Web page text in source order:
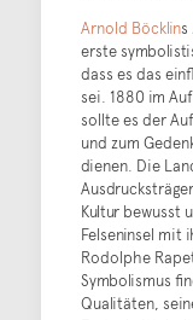
Arnold Böcklins
erste
dass es das
sei. 1880 im
sollte es der
und zum
dienen. Die
Kultur bewusst
Felseninsel mit
Rodolphe
Symbolismus
Qualitäten,